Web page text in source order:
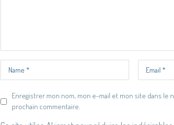
Enregistrer mon nom, mon e-mail et mon site dans le
prochain commentaire.